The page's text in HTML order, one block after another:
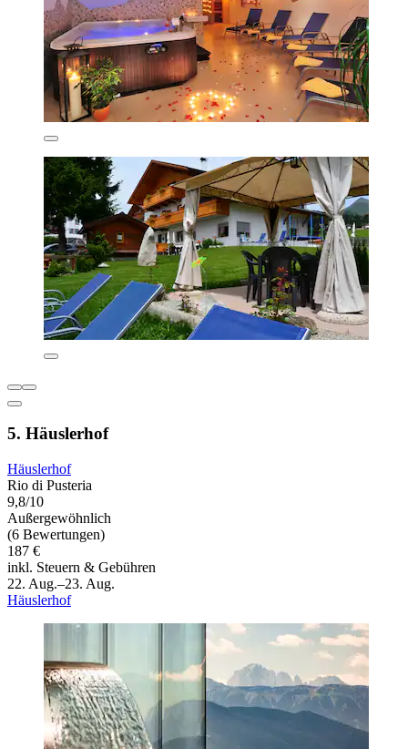
5. Häuslerhof
Häuslerhof
Rio di Pusteria
9,8/10
Außergewöhnlich
(6 Bewertungen)
187 €
inkl. Steuern & Gebühren
22. Aug.–23. Aug.
Häuslerhof